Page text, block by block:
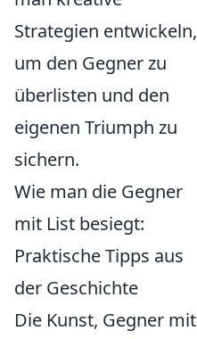
Strategien entwickeln,
um den Gegner zu
überlisten und den
eigenen Triumph zu
sichern.
Wie man die Gegner
mit List besiegt:
Praktische Tipps aus
der Geschichte
Die Kunst, Gegner mit